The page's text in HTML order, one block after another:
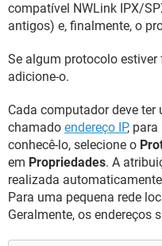
compatível NWLink IPX/
antigos) e, finalmente, o
Se algum protocolo
adicione-o.
Cada computador deve
chamado endereço IP, para
conhecê-lo, selecione o
em Propriedades. A
realizada
Para uma pequena rede
Geralmente, os endereços